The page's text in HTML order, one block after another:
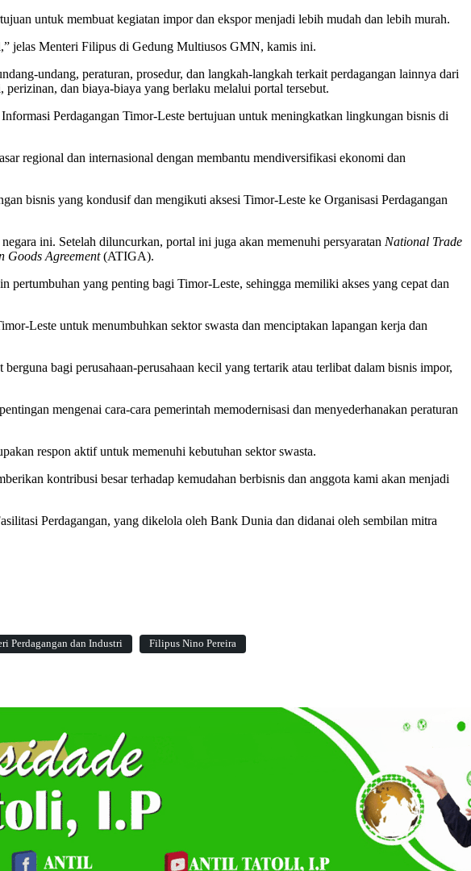
untuk membuat kegiatan impor dan ekspor menjadi lebih mudah dan lebih murah.
jelas Menteri Filipus di Gedung Multiusos GMN, kamis ini.
undang, peraturan, prosedur, dan langkah-langkah terkait perdagangan lainnya dari
perizinan, dan biaya-biaya yang berlaku melalui portal tersebut.
Perdagangan Timor-Leste bertujuan untuk meningkatkan lingkungan bisnis di
regional dan internasional dengan membantu mendiversifikasi ekonomi dan
bisnis yang kondusif dan mengikuti aksesi Timor-Leste ke Organisasi Perdagangan
ini. Setelah diluncurkan, portal ini juga akan memenuhi persyaratan National Trade
Goods Agreement(ATIGA).
yang penting bagi Timor-Leste, sehingga memiliki akses yang cepat dan
Leste untuk menumbuhkan sektor swasta dan menciptakan lapangan kerja dan
bagi perusahaan-perusahaan kecil yang tertarik atau terlibat dalam bisnis impor,
mengenai cara-cara pemerintah memodernisasi dan menyederhanakan peraturan
respon aktif untuk memenuhi kebutuhan sektor swasta.
kontribusi besar terhadap kemudahan berbisnis dan anggota kami akan menjadi
Perdagangan, yang dikelola oleh Bank Dunia dan didanai oleh sembilan mitra
Perdagangan dan Industri
Filipus Nino Pereira